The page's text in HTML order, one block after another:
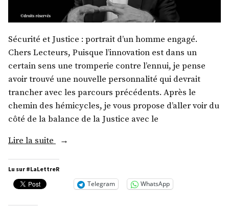
Sécurité et Justice : portrait d’un homme engagé.
Chers Lecteurs, Puisque l’innovation est dans un
certain sens une tromperie contre l’ennui, je pense
avoir trouvé une nouvelle personnalité qui devrait
trancher avec les parcours précédents. Après le
chemin des hémicycles, je vous propose d’aller voir du
côté de la balance de la Justice avec le
Lire la suite « Me
de
Montbrial »
Lu sur #LaLettreR
Telegram WhatsApp